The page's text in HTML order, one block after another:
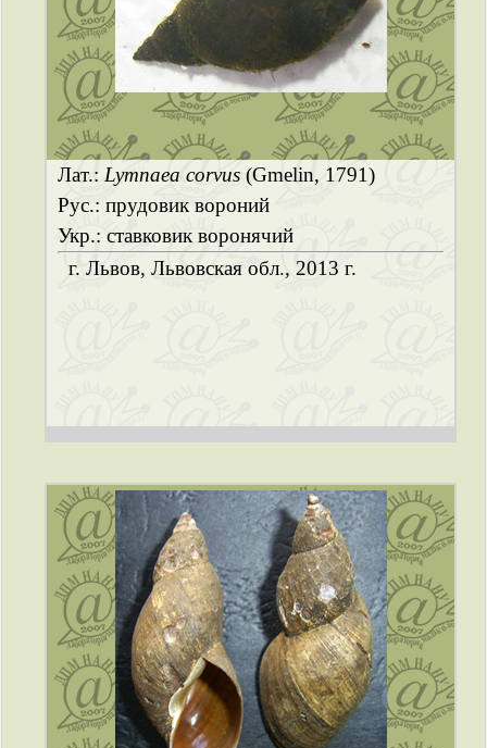
Лат.: Lymnaea corvus(Gmelin, 1791)
Рус.: прудовик вороний
Укр.: ставковик воронячий
г. Львов, Львовская обл., 2013 г.